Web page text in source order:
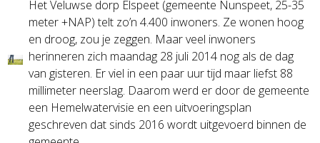
Het Veluwse dorp Elspeet (gemeente Nunspeet, 25-35
meter +NAP) telt zo’n 4.400 inwoners. Ze wonen hoog
en droog, zou je zeggen. Maar veel inwoners
herinneren zich maandag 28 juli 2014 nog als de dag
van gisteren. Er viel in een paar uur tijd maar liefst 88
millimeter neerslag. Daarom werd er door de gemeente
een Hemelwatervisie en een uitvoeringsplan
geschreven dat sinds 2016 wordt uitgevoerd binnen de